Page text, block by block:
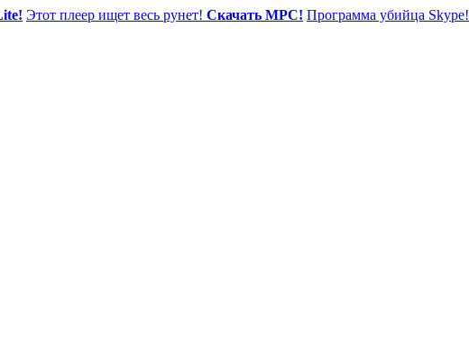
Этот плеер ищет весь рунет! Скачать MPC! Программа убийца Skype!